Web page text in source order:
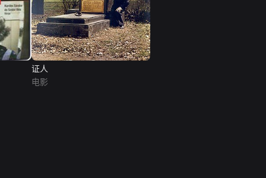
证人
电影